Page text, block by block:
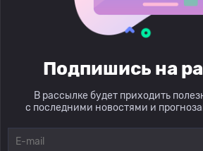
Подпишись на
В рассылке будет приходить
с последними новостями и